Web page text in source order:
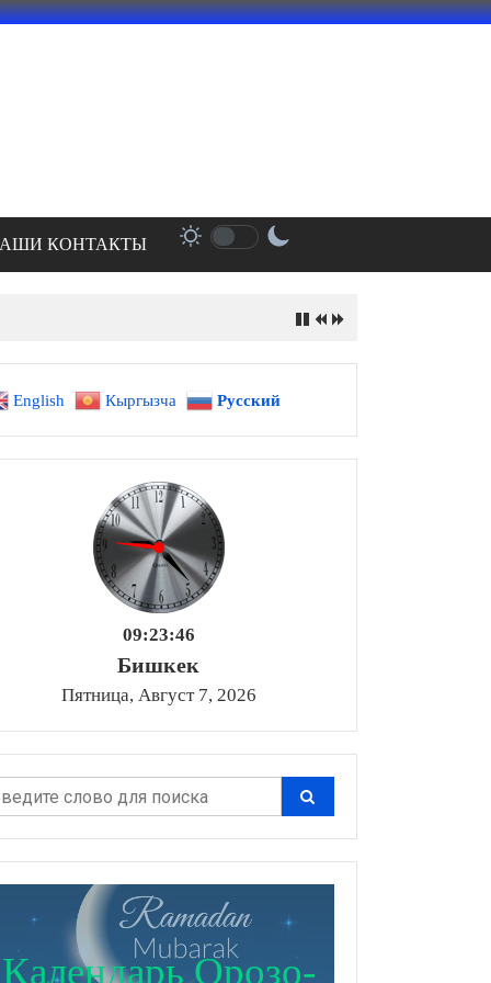
КОНТАКТЫ
English Кыргызча Русский
09:23:48
Бишкек
Пятница, Август 7, 2026
Календарь Орозо-